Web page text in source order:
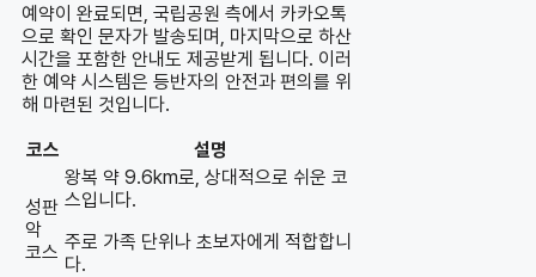
예약이 완료되면, 국립공원 측에서 카카오톡
으로 확인 문자가 발송되며, 마지막으로 하산
시간을 포함한 안내도 제공받게 됩니다. 이러
한 예약 시스템은 등반자의 안전과 편의를 위
해 마련된 것입니다.
코스
설명
성판
악
코스
왕복 약 9.6km로, 상대적으로 쉬운 코
스입니다.
주로 가족 단위나 초보자에게 적합합니
다.